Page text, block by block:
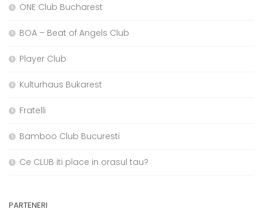
ONE Club Bucharest
BOA – Beat of Angels Club
Player Club
Kulturhaus Bukarest
Fratelli
Bamboo Club Bucuresti
Ce CLUB iti place in orasul tau?
PARTENERI